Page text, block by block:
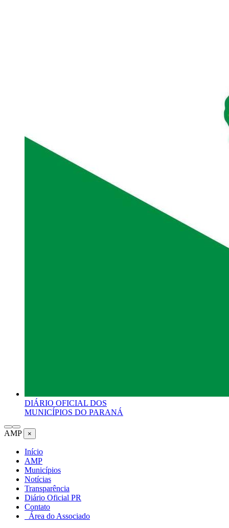
DIÁRIO OFICIAL DOS
MUNICÍPIOS DO PARANÁ
AMP ×
Início
AMP
Municípios
Notícias
Transparência
Diário Oficial PR
Contato
Área do Associado